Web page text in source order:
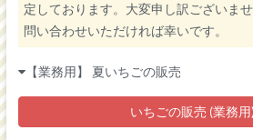
定しております。大変申し訳ございま
問い合わせいただければ幸いです。
【業務用】 夏いちごの販売
いちごの販売 (業務用